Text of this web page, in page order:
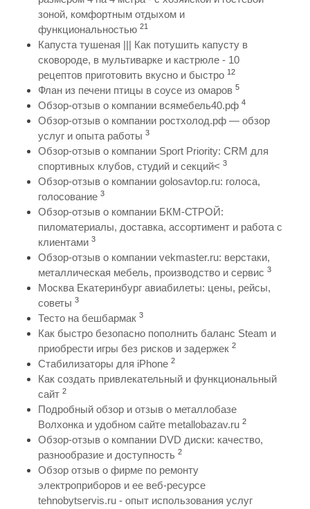
зоной, комфортным отдыхом и
функциональностью 21
Капуста тушеная ||| Как потушить капусту в
сковороде, в мультиварке и кастрюле - 10
рецептов приготовить вкусно и быстро 12
Флан из печени птицы в соусе из омаров 5
Обзор-отзыв о компании всямебель40.рф 4
Обзор-отзыв о компании ростхолод.рф — обзор
услуг и опыта работы 3
Обзор-отзыв о компании Sport Priority: CRM для
спортивных клубов, студий и секций< 3
Обзор-отзыв о компании golosavtop.ru: голоса,
голосование 3
Обзор-отзыв о компании БКМ-СТРОЙ:
пиломатериалы, доставка, ассортимент и работа с
клиентами 3
Обзор-отзыв о компании vekmaster.ru: верстаки,
металлическая мебель, производство и сервис 3
Москва Екатеринбург авиабилеты: цены, рейсы,
советы 3
Тесто на бешбармак 3
Как быстро безопасно пополнить баланс Steam и
приобрести игры без рисков и задержек 2
Стабилизаторы для iPhone 2
Как создать привлекательный и функциональный
сайт 2
Подробный обзор и отзыв о металлобазе
Волхонка и удобном сайте metallobazav.ru 2
Обзор-отзыв о компании DVD диски: качество,
разнообразие и доступность 2
Обзор отзыв о фирме по ремонту
электроприборов и ее веб-ресурсе
tehnobytservis.ru - опыт использования услуг